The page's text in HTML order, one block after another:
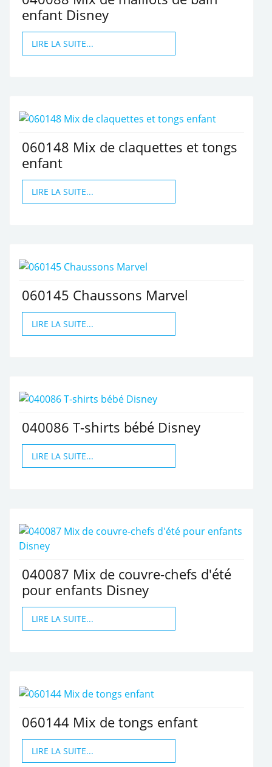
enfant Disney
LIRE LA SUITE...
060148 Mix de claquettes et tongs
enfant
LIRE LA SUITE...
060145 Chaussons Marvel
LIRE LA SUITE...
040086 T-shirts bébé Disney
LIRE LA SUITE...
040087 Mix de couvre-chefs d'été
pour enfants Disney
LIRE LA SUITE...
060144 Mix de tongs enfant
LIRE LA SUITE...